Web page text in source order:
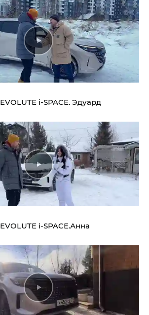
EVOLUTE i‑SPACE. Эдуард
EVOLUTE i‑SPACE.Анна